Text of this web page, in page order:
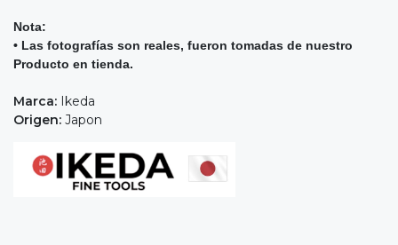
Nota:
• Las fotografías son reales, fueron tomadas de nuestro
Producto en tienda.
Marca: Ikeda
Origen: Japon